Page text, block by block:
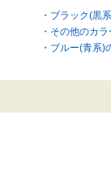
ブラック(黒
その他のカラ
ブルー(青系)